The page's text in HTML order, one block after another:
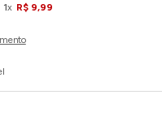
1x R$ 9,99